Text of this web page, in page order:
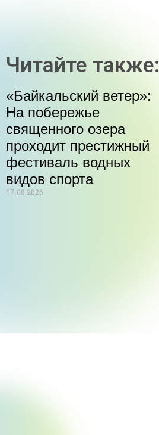
Читайте также:
«Байкальский ветер»:
На побережье
священного озера
проходит престижный
фестиваль водных
видов спорта
07.08.2026